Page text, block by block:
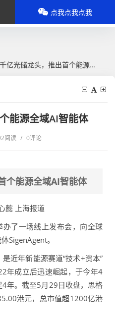
千亿光储龙头，推出首个能源全域AI智能体
能源全域AI智能体
阅读 / 0评论
个能源全域AI智能体
上海报道
了一场线上发布会，向全球
SigenAgent。
年新能源赛道“技术+资本”
年成立后迅速崛起，于今年4
年。截至5月29日收盘，思格
港元，总市值超1200亿港
点我点我点我